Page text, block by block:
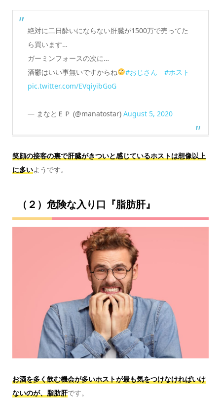
絶対に二日酔いにならない肝臓が1500万で売ってた
ら買います…
ガーミンフォースの次に…
酒鬱はいい事無いですからね
#おじさん
#ホスト
pic.twitter.com/EVqiyibGoG
— まなとＥＰ (@manatostar) August 5, 2020
笑顔の接客の裏で肝臓がきついと感じているホストは想像以上
に多いようです。
（２）危険な入り口『脂肪肝』
お酒を多く飲む機会が多いホストが最も気をつけなければいけ
ないのが、脂肪肝です。